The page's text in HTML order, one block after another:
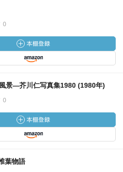
0
景―芥川仁写真集1980 (1980年)
0
葉物語